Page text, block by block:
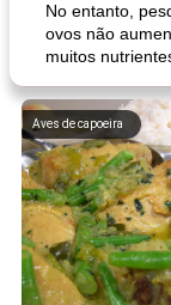
No entanto,
ovos não
muitos
Aves de capoeira